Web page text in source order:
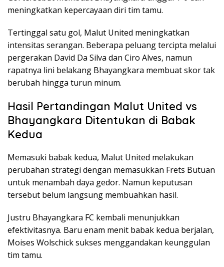
meningkatkan kepercayaan diri tim tamu.
Tertinggal satu gol, Malut United meningkatkan
intensitas serangan. Beberapa peluang tercipta melalui
pergerakan David Da Silva dan Ciro Alves, namun
rapatnya lini belakang Bhayangkara membuat skor tak
berubah hingga turun minum.
Hasil Pertandingan Malut United vs
Bhayangkara Ditentukan di Babak
Kedua
Memasuki babak kedua, Malut United melakukan
perubahan strategi dengan memasukkan Frets Butuan
untuk menambah daya gedor. Namun keputusan
tersebut belum langsung membuahkan hasil.
Justru Bhayangkara FC kembali menunjukkan
efektivitasnya. Baru enam menit babak kedua berjalan,
Moises Wolschick sukses menggandakan keunggulan
tim tamu.